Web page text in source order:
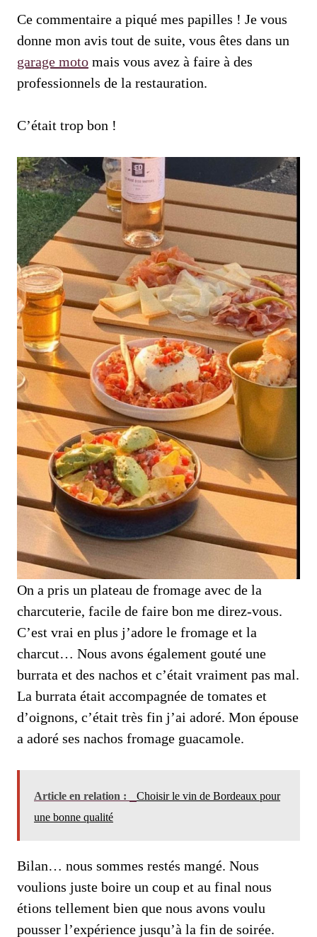
Ce commentaire a piqué mes papilles ! Je vous
donne mon avis tout de suite, vous êtes dans un
garage moto mais vous avez à faire à des
professionnels de la restauration.
C’était trop bon !
On a pris un plateau de fromage avec de la
charcuterie, facile de faire bon me direz-vous.
C’est vrai en plus j’adore le fromage et la
charcut… Nous avons également gouté une
burrata et des nachos et c’était vraiment pas mal.
La burrata était accompagnée de tomates et
d’oignons, c’était très fin j’ai adoré. Mon épouse
a adoré ses nachos fromage guacamole.
Article en relation :
Choisir le vin de Bordeaux pour
une bonne qualité
Bilan… nous sommes restés mangé. Nous
voulions juste boire un coup et au final nous
étions tellement bien que nous avons voulu
pousser l’expérience jusqu’à la fin de soirée.